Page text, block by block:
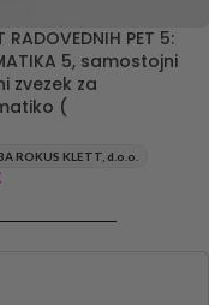
RADOVEDNIH PET 5:
5, samostojni
zvezek za
(
ROKUS KLETT, d.o.o.